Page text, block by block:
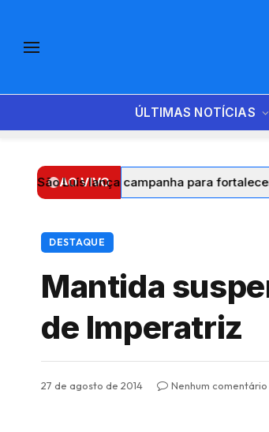
ÚLTIMAS NOTÍCIAS
AO VIVO
Luís lança campanha para fortalecer
DESTAQUE
Mantida
de Imperatriz
27 de agosto de 2014 Nenhum comentário